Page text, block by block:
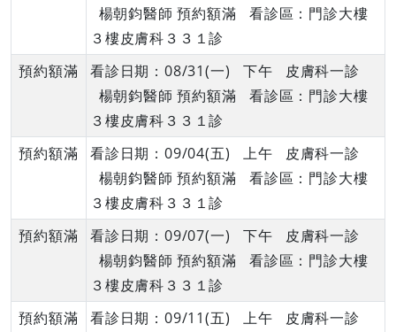
楊朝鈞醫師 預約額滿 看診區：門診大樓
３樓皮膚科３３１診
預約額滿
看診日期：08/31(一) 下午 皮膚科一診
楊朝鈞醫師 預約額滿 看診區：門診大樓
３樓皮膚科３３１診
預約額滿
看診日期：09/04(五) 上午 皮膚科一診
楊朝鈞醫師 預約額滿 看診區：門診大樓
３樓皮膚科３３１診
預約額滿
看診日期：09/07(一) 下午 皮膚科一診
楊朝鈞醫師 預約額滿 看診區：門診大樓
３樓皮膚科３３１診
預約額滿
看診日期：09/11(五) 上午 皮膚科一診